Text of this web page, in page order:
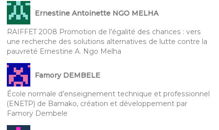
Ernestine Antoinette NGO MELHA
RAIFFET 2008 Promotion de l’égalité des chances : vers
une recherche des solutions alternatives de lutte contre la
pauvreté Ernestine A. Ngo Melha
Famory DEMBELE
École normale d’enseignement technique et professionnel
(ENETP) de Bamako, création et développement par
Famory Dembele